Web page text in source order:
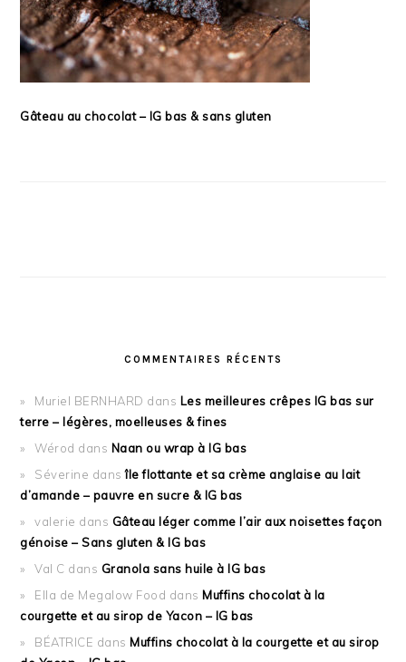
Gâteau au chocolat – IG bas & sans gluten
COMMENTAIRES RÉCENTS
Muriel BERNHARD dans Les meilleures crêpes IG bas sur
terre – légères, moelleuses & fines
Wérod dans Naan ou wrap à IG bas
Séverine dansîle flottante et sa crème anglaise au lait
d’amande – pauvre en sucre & IG bas
valerie dans Gâteau léger comme l’air aux noisettes façon
génoise – Sans gluten & IG bas
Val C dans Granola sans huile à IG bas
Ella de Megalow Food dans Muffins chocolat à la
courgette et au sirop de Yacon – IG bas
BÉATRICE dans Muffins chocolat à la courgette et au sirop